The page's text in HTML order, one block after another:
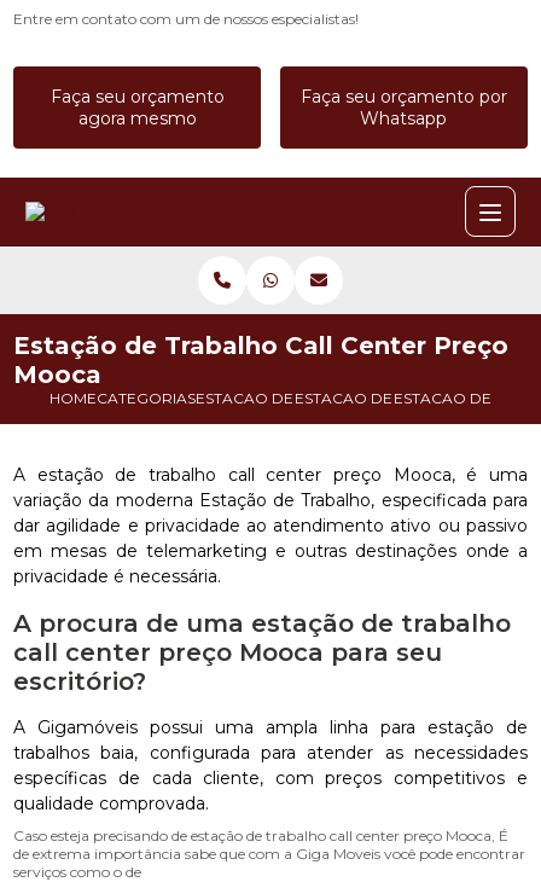
Entre em contato com um de nossos especialistas!
Faça seu orçamento
agora mesmo
Faça seu orçamento por
Whatsapp
HOMECATEGORIASESTACAO DE TRABALHOESTACAO DE TRABALHO BAIA
ESTACAO DE
Estação de Trabalho Call Center Preço
Mooca
A estação de trabalho call center preço Mooca, é uma
variação da moderna Estação de Trabalho, especificada para
dar agilidade e privacidade ao atendimento ativo ou passivo
em mesas de telemarketing e outras destinações onde a
privacidade é necessária.
A procura de uma estação de trabalho
call center preço Mooca para seu
escritório?
A Gigamóveis possui uma ampla linha para estação de
trabalhos baia, configurada para atender as necessidades
específicas de cada cliente, com preços competitivos e
qualidade comprovada.
Caso esteja precisando de estação de trabalho call center preço Mooca, É
de extrema importância sabe que com a Giga Moveis você pode encontrar
serviços como o de